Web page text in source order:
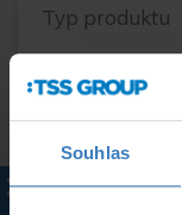
Souhlas
Typ produktu
Typ systému
Comelit